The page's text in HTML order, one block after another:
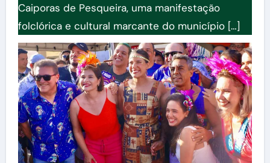
Caiporas de Pesqueira, uma manifestação
folclórica e cultural marcante do município […]